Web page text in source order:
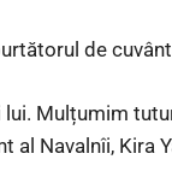
de
lui. Mulțumim
al Navalnîi, Kira